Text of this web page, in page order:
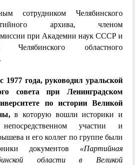
сотрудником Челябинского
архива, членом
при Академии наук СССР и
Челябинского областного
1977 года, руководил уральской
совета при Ленинградском
по истории Великой
в которую вошли историки и
участии и
и его коллег по группе были
документов «Партийная
области в Великой